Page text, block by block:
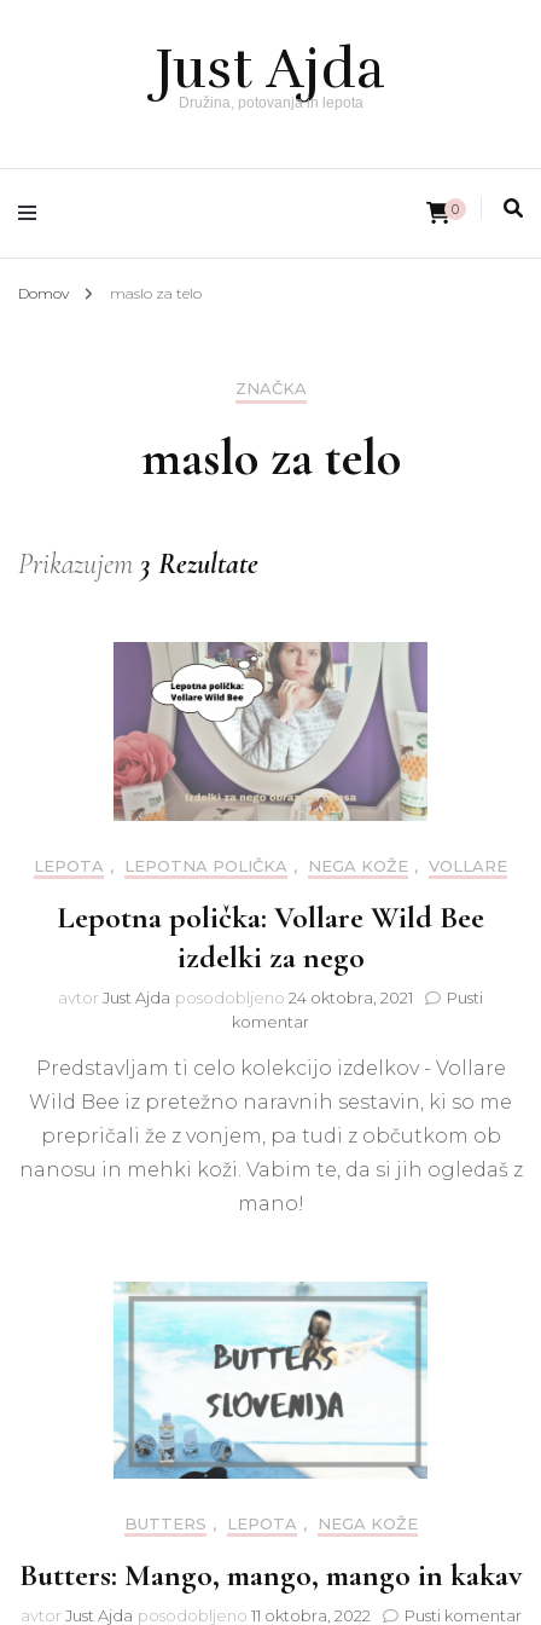
Just Ajda
Družina, potovanja in lepota
0
Domov maslo za telo
ZNAČKA
maslo za telo
Prikazujem 3 Rezultate
LEPOTA , LEPOTNA POLIČKA , NEGA KOŽE , VOLLARE
Lepotna polička: Vollare Wild Bee
izdelki za nego
avtor Just Ajda posodobljeno 24 oktobra, 2021
Pusti
komentarna
polička:
Vollare
Bee
izdelki
Predstavljam ti celo kolekcijo izdelkov - Vollare
Wild Bee iz pretežno naravnih sestavin, ki so me
prepričali že z vonjem, pa tudi z občutkom ob
nanosu in mehki koži. Vabim te, da si jih ogledaš z
mano!
BUTTERS , LEPOTA , NEGA KOŽE
Butters: Mango, mango, mango in kakav
avtor Just Ajda posodobljeno 11 oktobra, 2022 Pusti komentarna